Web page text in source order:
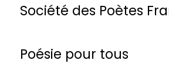
Société des Poètes
Poésie pour tous